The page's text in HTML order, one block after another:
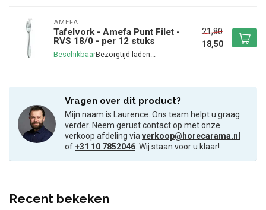
AMEFA
Tafelvork - Amefa Punt Filet -
RVS 18/0 - per 12 stuks
Beschikbaar
21,80
18,50
Vragen over dit product?
Mijn naam is Laurence. Ons team helpt u graag
verder. Neem gerust contact op met onze
verkoop afdeling viaverkoop@horecarama.nl
of+31 10 7852046. Wij staan voor u klaar!
Recent bekeken